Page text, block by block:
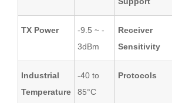
TX Power
-9.5 ~ -
3dBm
Receiver
Sensitivity
Industrial
Temperature
-40 to
85°C
Protocols